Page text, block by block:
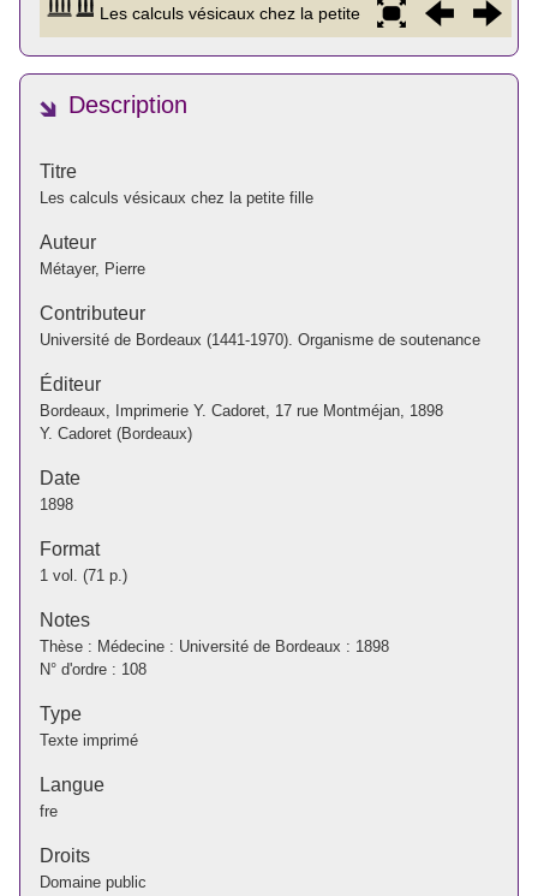
Description
Titre
Les calculs vésicaux chez la petite fille
Auteur
Métayer, Pierre
Contributeur
Université de Bordeaux (1441-1970). Organisme de soutenance
Éditeur
Bordeaux, Imprimerie Y. Cadoret, 17 rue Montméjan, 1898
Y. Cadoret (Bordeaux)
Date
1898
Format
1 vol. (71 p.)
Notes
Thèse : Médecine : Université de Bordeaux : 1898
N° d'ordre : 108
Type
Texte imprimé
Langue
fre
Droits
Domaine public